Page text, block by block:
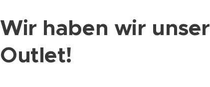
Wir haben wir unser
Outlet!